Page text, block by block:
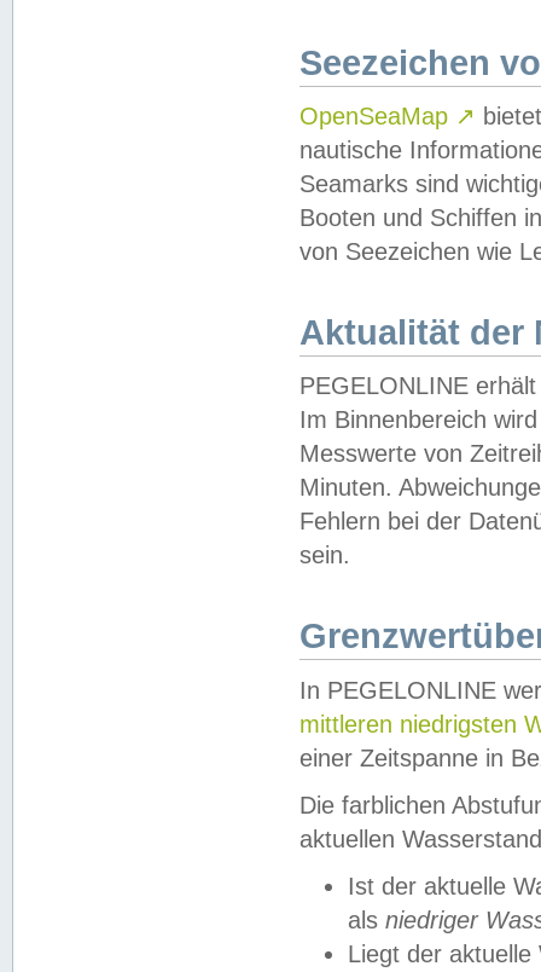
Seezeichen
OpenSeaMap ↗
nautische
Seamarks sind
Booten und Schiffen
von Seezeichen wie
Aktualität der
PEGELONLINE
Im Binnenbereich
Messwerte von
Minuten.
Fehlern bei der
sein.
In PEGELONLINE
mittleren niedrigsten
einer Zeitspanne in
Die farblichen
aktuellen
Ist der aktuelle
als niedriger
Liegt der